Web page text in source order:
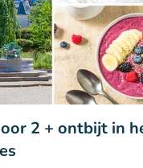
2 + ontbijt in